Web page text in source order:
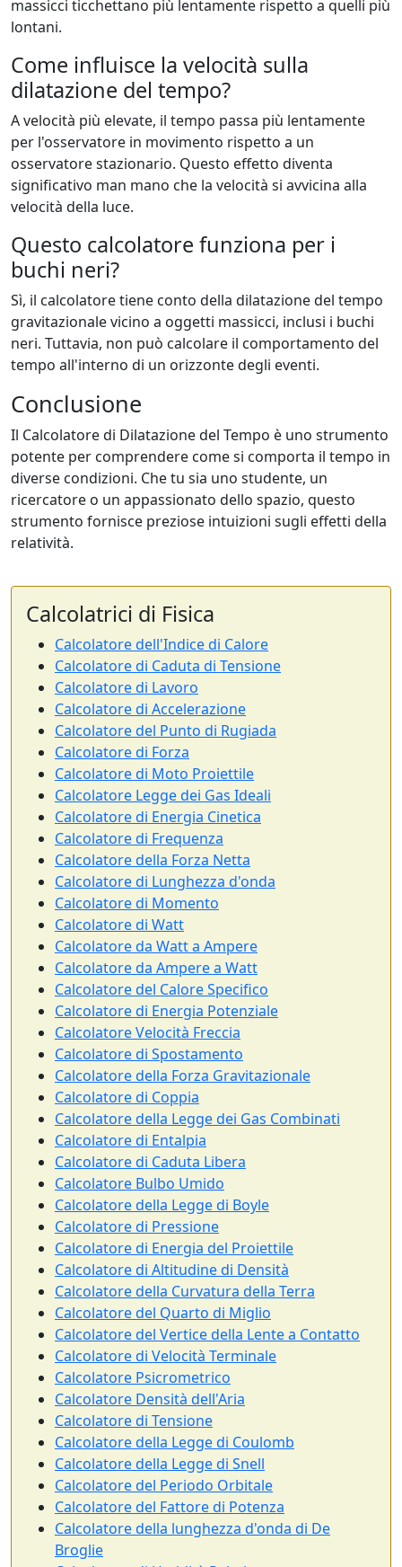
massicci ticchettano più lentamente rispetto a quelli più
lontani.
Come influisce la velocità sulla
dilatazione del tempo?
A velocità più elevate, il tempo passa più lentamente
per l'osservatore in movimento rispetto a un
osservatore stazionario. Questo effetto diventa
significativo man mano che la velocità si avvicina alla
velocità della luce.
Questo calcolatore funziona per i
buchi neri?
Sì, il calcolatore tiene conto della dilatazione del tempo
gravitazionale vicino a oggetti massicci, inclusi i buchi
neri. Tuttavia, non può calcolare il comportamento del
tempo all'interno di un orizzonte degli eventi.
Conclusione
Il Calcolatore di Dilatazione del Tempo è uno strumento
potente per comprendere come si comporta il tempo in
diverse condizioni. Che tu sia uno studente, un
ricercatore o un appassionato dello spazio, questo
strumento fornisce preziose intuizioni sugli effetti della
relatività.
Calcolatrici di Fisica
Calcolatore dell'Indice di Calore
Calcolatore di Caduta di Tensione
Calcolatore di Lavoro
Calcolatore di Accelerazione
Calcolatore del Punto di Rugiada
Calcolatore di Forza
Calcolatore di Moto Proiettile
Calcolatore Legge dei Gas Ideali
Calcolatore di Energia Cinetica
Calcolatore di Frequenza
Calcolatore della Forza Netta
Calcolatore di Lunghezza d'onda
Calcolatore di Momento
Calcolatore di Watt
Calcolatore da Watt a Ampere
Calcolatore da Ampere a Watt
Calcolatore del Calore Specifico
Calcolatore di Energia Potenziale
Calcolatore Velocità Freccia
Calcolatore di Spostamento
Calcolatore della Forza Gravitazionale
Calcolatore di Coppia
Calcolatore della Legge dei Gas Combinati
Calcolatore di Entalpia
Calcolatore di Caduta Libera
Calcolatore Bulbo Umido
Calcolatore della Legge di Boyle
Calcolatore di Pressione
Calcolatore di Energia del Proiettile
Calcolatore di Altitudine di Densità
Calcolatore della Curvatura della Terra
Calcolatore del Quarto di Miglio
Calcolatore del Vertice della Lente a Contatto
Calcolatore di Velocità Terminale
Calcolatore Psicrometrico
Calcolatore Densità dell'Aria
Calcolatore di Tensione
Calcolatore della Legge di Coulomb
Calcolatore della Legge di Snell
Calcolatore del Periodo Orbitale
Calcolatore del Fattore di Potenza
Calcolatore della lunghezza d'onda di De
Broglie